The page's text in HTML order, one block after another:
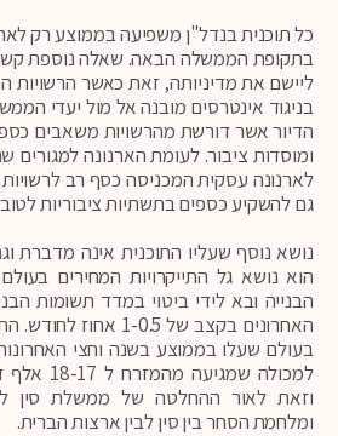
כל תוכנית בנדל"ן משפיעה בממוצע רק
בתקופת הממשלה הבאה. שאלה נוספת
ליישם את מדיניותה, זאת כאשר הרשויות
בניגוד אינטרסים מובנה אל מול יעדי
הדיור אשר דורשת מהרשויות משאבים
ומוסדות ציבור. לעומת הארנונה למגורים
לארנונה עסקית המכניסה כסף רב
גם להשקיע כספים בתשתיות ציבוריות
נושא נוסף שעליו התוכנית אינה מדברת
הוא נושא גל התייקרויות המחירים
הבנייה ובא לידי ביטוי במדד תשומות
האחרונים בקצב של 1-
למכולה
וזאת לאור ההחלטה של ממשלת סין
ומלחמת הסחר בין סין לבין ארצות הברית.